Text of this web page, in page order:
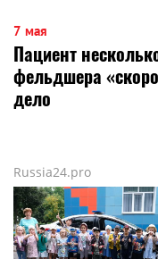
7 мая
Пациент
фельдшера
дело
Russia24.pro